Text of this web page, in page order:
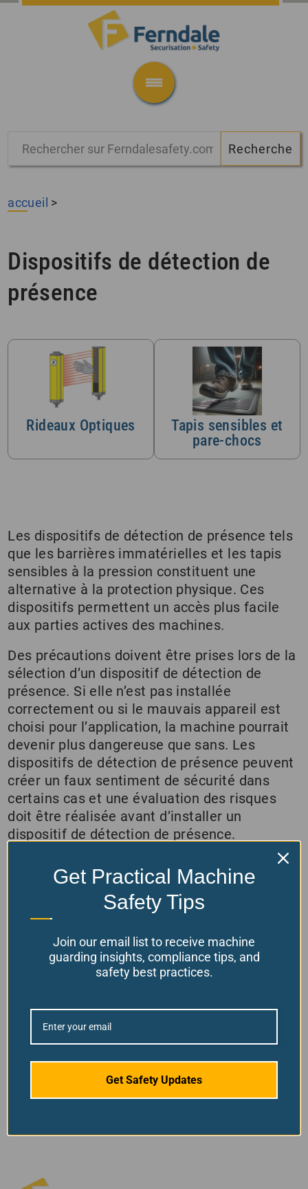
accueil >
Dispositifs de détection de
présence
Rideaux Optiques
Tapis sensibles et
pare-chocs
Les dispositifs de détection de présence tels
que les barrières immatérielles et les tapis
sensibles à la pression constituent une
alternative à la protection physique. Ces
dispositifs permettent un accès plus facile
aux parties actives des machines.
Des précautions doivent être prises lors de la
sélection d’un dispositif de détection de
présence. Si elle n’est pas installée
correctement ou si le mauvais appareil est
choisi pour l’application, la machine pourrait
devenir plus dangereuse que sans. Les
dispositifs de détection de présence peuvent
créer un faux sentiment de sécurité dans
certains cas et une évaluation des risques
doit être réalisée avant d’installer un
dispositif de détection de présence.
Contactez l’un de nos spécialistes en sécurité
pour savoir si un dispositif de détection de
présence convient à votre application.
Filtres actifs
Filtrer par emboîtement
Filtrer par caractéristiques du
Filtrer par état des stocks
Get Practical Machine
Safety Tips
Join our email list to receive machine
guarding insights, compliance tips, and
safety best practices.
Get Safety Updates